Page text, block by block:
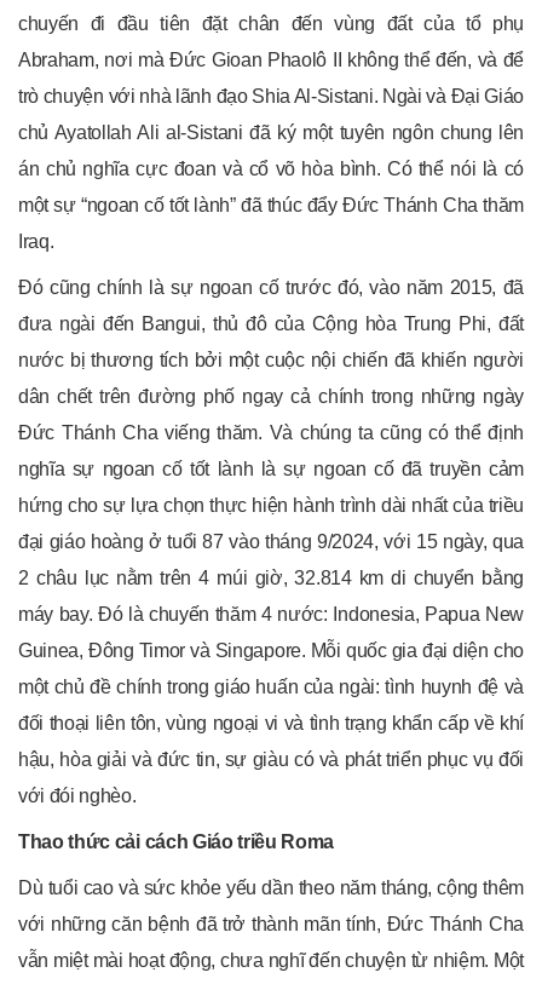
chuyến đi đầu tiên đặt chân đến vùng đất của tổ phụ
Abraham, nơi mà Đức Gioan Phaolô II không thể đến, và để
trò chuyện với nhà lãnh đạo Shia Al-Sistani. Ngài và Đại Giáo
chủ Ayatollah Ali al-Sistani đã ký một tuyên ngôn chung lên
án chủ nghĩa cực đoan và cổ võ hòa bình. Có thể nói là có
một sự “ngoan cố tốt lành” đã thúc đẩy Đức Thánh Cha thăm
Iraq.
Đó cũng chính là sự ngoan cố trước đó, vào năm 2015, đã
đưa ngài đến Bangui, thủ đô của Cộng hòa Trung Phi, đất
nước bị thương tích bởi một cuộc nội chiến đã khiến người
dân chết trên đường phố ngay cả chính trong những ngày
Đức Thánh Cha viếng thăm. Và chúng ta cũng có thể định
nghĩa sự ngoan cố tốt lành là sự ngoan cố đã truyền cảm
hứng cho sự lựa chọn thực hiện hành trình dài nhất của triều
đại giáo hoàng ở tuổi 87 vào tháng 9/2024, với 15 ngày, qua
2 châu lục nằm trên 4 múi giờ, 32.814 km di chuyển bằng
máy bay. Đó là chuyến thăm 4 nước: Indonesia, Papua New
Guinea, Đông Timor và Singapore. Mỗi quốc gia đại diện cho
một chủ đề chính trong giáo huấn của ngài: tình huynh đệ và
đối thoại liên tôn, vùng ngoại vi và tình trạng khẩn cấp về khí
hậu, hòa giải và đức tin, sự giàu có và phát triển phục vụ đối
với đói nghèo.
Thao thức cải cách Giáo triều Roma
Dù tuổi cao và sức khỏe yếu dần theo năm tháng, cộng thêm
với những căn bệnh đã trở thành mãn tính, Đức Thánh Cha
vẫn miệt mài hoạt động, chưa nghĩ đến chuyện từ nhiệm. Một